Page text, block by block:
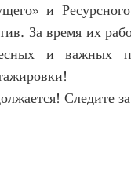
и
За время их
и важных
Следите